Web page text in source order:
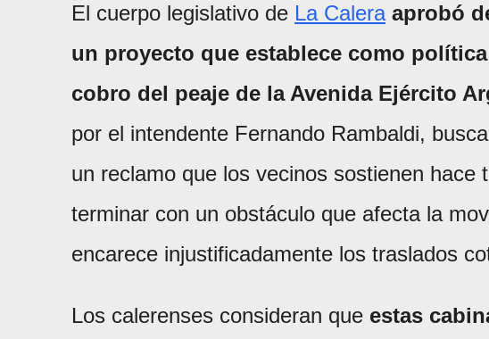
El cuerpo legislativo de La Calera aprobó
un proyecto que establece como
cobro del peaje de la Avenida Ejército
por el intendente Fernando Rambaldi,
un reclamo que los vecinos sostienen hace
terminar con un obstáculo que afecta la
encarece injustificadamente los traslados
Los calerenses consideran que estas